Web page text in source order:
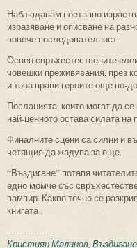
Наблюдавам поетапно
изразяване и описване на
повече последователност.
Освен свръхестествените
човешки преживявания, през
и това прави героите още по-
Посланията, които могат да
най-ценното остава силата на
Финалните сцени са силни и
четящия да жадува за още.
“Въздигане” потапя
едно момче със
вампир. Какво точно се
книгата .
----------------
Кристиян Малинов,